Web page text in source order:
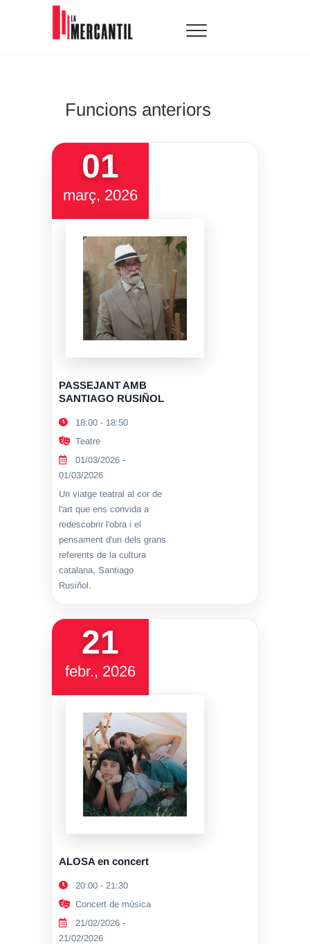
Funcions anteriors
01
març, 2026
PASSEJANT AMB
SANTIAGO RUSIÑOL
18:00 - 18:50
Teatre
01/03/2026 -
01/03/2026
Un viatge teatral al cor de
l'art que ens convida a
redescobrir l'obra i el
pensament d'un dels grans
referents de la cultura
catalana, Santiago
Rusiñol.
21
febr., 2026
ALOSA en concert
20:00 - 21:30
Concert de música
21/02/2026 -
21/02/2026